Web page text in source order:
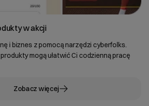
w akcji
i biznes z pomocą narzędzi cyberfolks.
mogą ułatwić Ci codzienną pracę
Zobacz więcej